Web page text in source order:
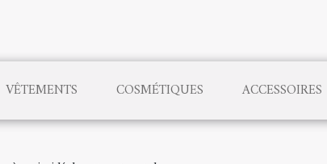
VÊTEMENTS COSMÉTIQUES ACCESSOIRES